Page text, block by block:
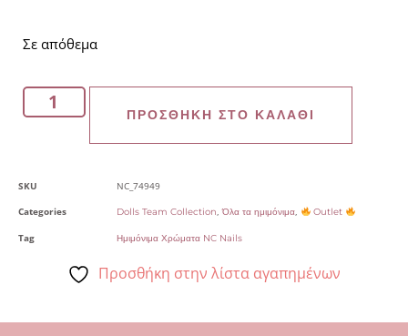
Σε απόθεμα
ΠΡΟΣΘΉΚΗ ΣΤΟ ΚΑΛΆΘΙ
SKU
NC_74949
Categories
Dolls Team Collection,Όλα τα ημιμόνιμα, Outlet
Tag Ημιμόνιμα Χρώματα NC Nails
Προσθήκη στην λίστα αγαπημένων